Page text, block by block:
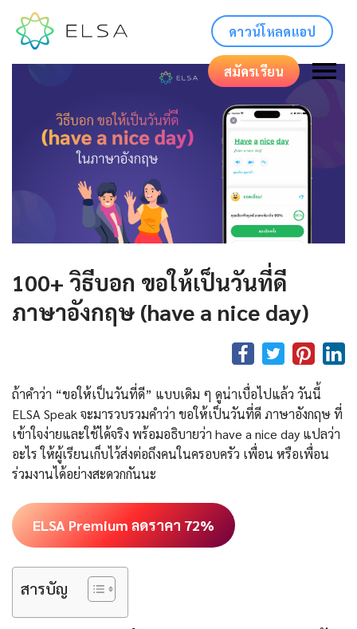
ดาวน์โหลดแอป
สมัครเรียน
100+ วิธีบอก ขอให้เป็นวันที่ดี
ภาษาอังกฤษ (have a nice day)
ถ้าคำว่า “ขอให้เป็นวันที่ดี” แบบเดิม ๆ ดูน่าเบื่อไปแล้ว วันนี้
ELSA Speak จะมารวบรวมคำว่า ขอให้เป็นวันที่ดี ภาษาอังกฤษ ที่
เข้าใจง่ายและใช้ได้จริง พร้อมอธิบายว่า have a nice day แปลว่า
อะไร ให้ผู้เรียนเก็บไว้ส่งต่อถึงคนในครอบครัว เพื่อน หรือเพื่อน
ร่วมงานได้อย่างสะดวกกันนะ
ELSA Premium ลดราคา 72%
สารบัญ